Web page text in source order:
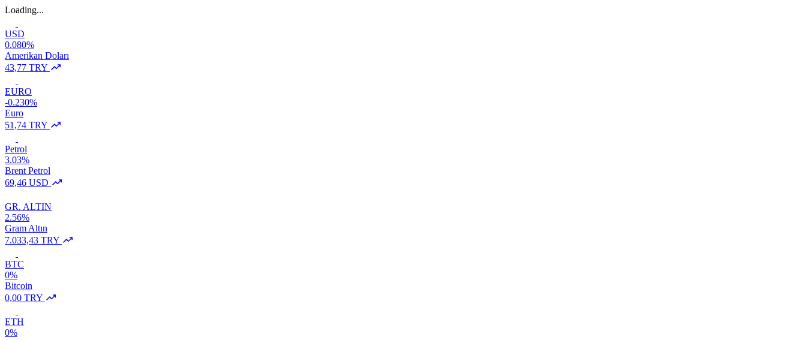
Loading...
USD
0.080%
Amerikan Doları
43,77 TRY
EURO
-0.230%
Euro
51,74 TRY
Petrol
3.03%
Brent Petrol
69,46 USD
GR. ALTIN
2.56%
Gram Altın
7.033,43 TRY
BTC
0%
Bitcoin
0,00 TRY
ETH
0%